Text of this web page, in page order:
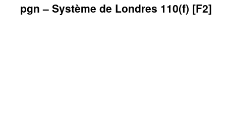
pgn – Système de Londres 110(f) [F2]